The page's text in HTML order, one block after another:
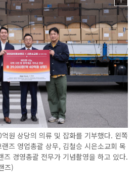
원 상당의 의류 및 잡화를 기부했다. 왼쪽
즈 영업총괄 상무, 김철승 시은소교회 목
즈 경영총괄 전무가 기념촬영을 하고 있다.
즈)